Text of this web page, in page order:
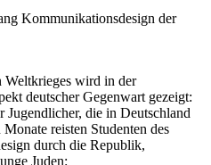
Kommunikationsdesign der
Weltkrieges wird in der
deutscher Gegenwart gezeigt:
Jugendlicher, die in Deutschland
reisten Studenten des
durch die Republik,
Juden: